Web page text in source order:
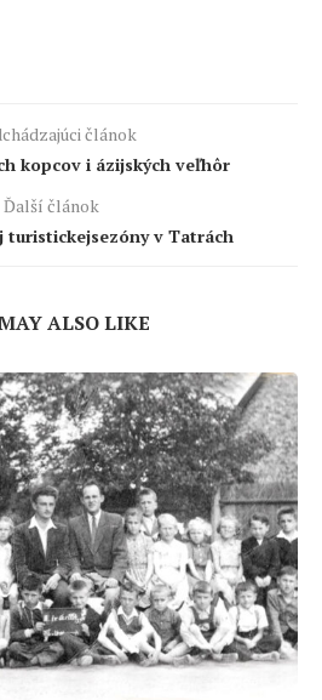
článok
kopcov i ázijských veľhôr
Ďalší článok
turistickejsezóny v Tatrách
ALSO LIKE